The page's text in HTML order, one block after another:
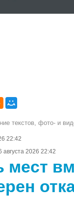
текстов, фото- и
22:42
августа 2026 22:42
мест